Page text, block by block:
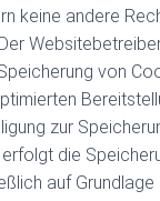
keine andere
von
zur
die
auf Grundlage